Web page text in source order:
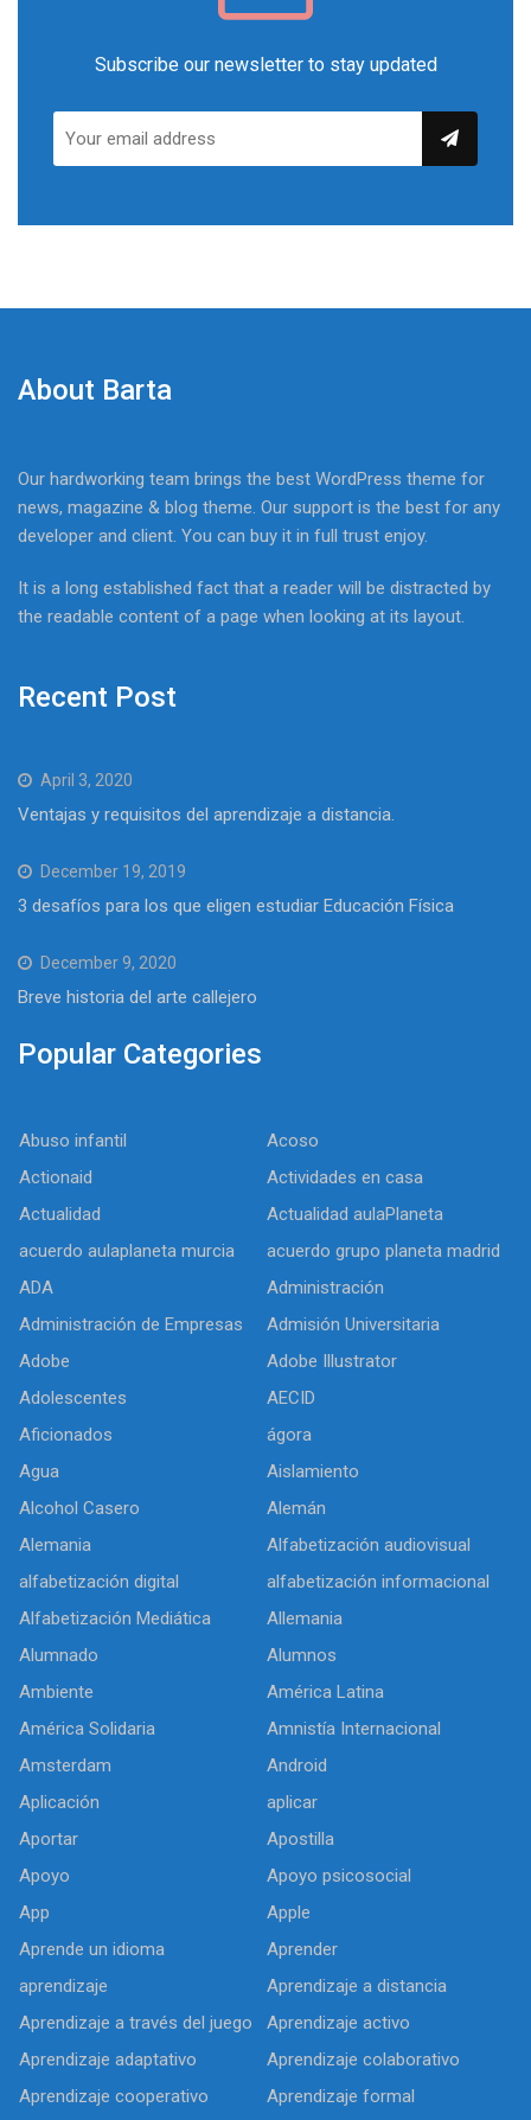
Subscribe our newsletter to stay updated
About Barta
Our hardworking team brings the best WordPress theme for
news, magazine & blog theme. Our support is the best for any
developer and client. You can buy it in full trust enjoy.
It is a long established fact that a reader will be distracted by
the readable content of a page when looking at its layout.
Recent Post
April 3, 2020
Ventajas y requisitos del aprendizaje a distancia.
December 19, 2019
3 desafíos para los que eligen estudiar Educación Física
December 9, 2020
Breve historia del arte callejero
Popular Categories
Abuso infantil
Acoso
Actionaid
Actividades en casa
Actualidad
Actualidad aulaPlaneta
acuerdo aulaplaneta murcia
acuerdo grupo planeta madrid
ADA
Administración
Administración de Empresas
Admisión Universitaria
Adobe
Adobe Illustrator
Adolescentes
AECID
Aficionados
ágora
Agua
Aislamiento
Alcohol Casero
Alemán
Alemania
Alfabetización audiovisual
alfabetización digital
alfabetización informacional
Alfabetización Mediática
Allemania
Alumnado
Alumnos
Ambiente
América Latina
América Solidaria
Amnistía Internacional
Amsterdam
Android
Aplicación
aplicar
Aportar
Apostilla
Apoyo
Apoyo psicosocial
App
Apple
Aprende un idioma
Aprender
aprendizaje
Aprendizaje a distancia
Aprendizaje a través del juego
Aprendizaje activo
Aprendizaje adaptativo
Aprendizaje colaborativo
Aprendizaje cooperativo
Aprendizaje formal